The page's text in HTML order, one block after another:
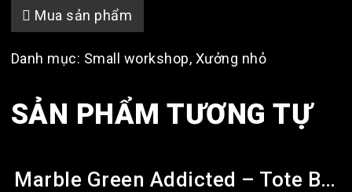
Mua sản phẩm
Danh mục: Small workshop, Xưởng nhỏ
SẢN PHẨM TƯƠNG TỰ
Marble Green Addicted – Tote Bag (AOP)